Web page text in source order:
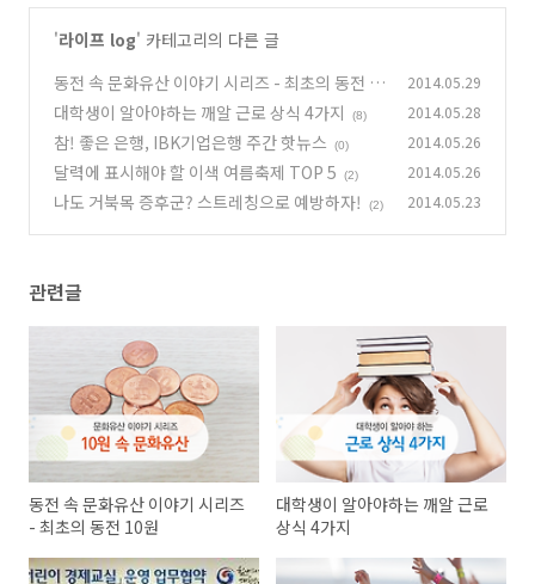
'라이프 log' 카테고리의 다른 글
동전 속 문화유산 이야기 시리즈 - 최초의 동전 1
0원 (2)
2014.05.29
대학생이 알아야하는 깨알 근로 상식 4가지 (8) 2014.05.28
참! 좋은 은행, IBK기업은행 주간 핫뉴스 (0) 2014.05.26
달력에 표시해야 할 이색 여름축제 TOP 5 (2) 2014.05.26
나도 거북목 증후군? 스트레칭으로 예방하자! (2) 2014.05.23
관련글
동전 속 문화유산 이야기 시리즈
- 최초의 동전 10원
대학생이 알아야하는 깨알 근로
상식 4가지